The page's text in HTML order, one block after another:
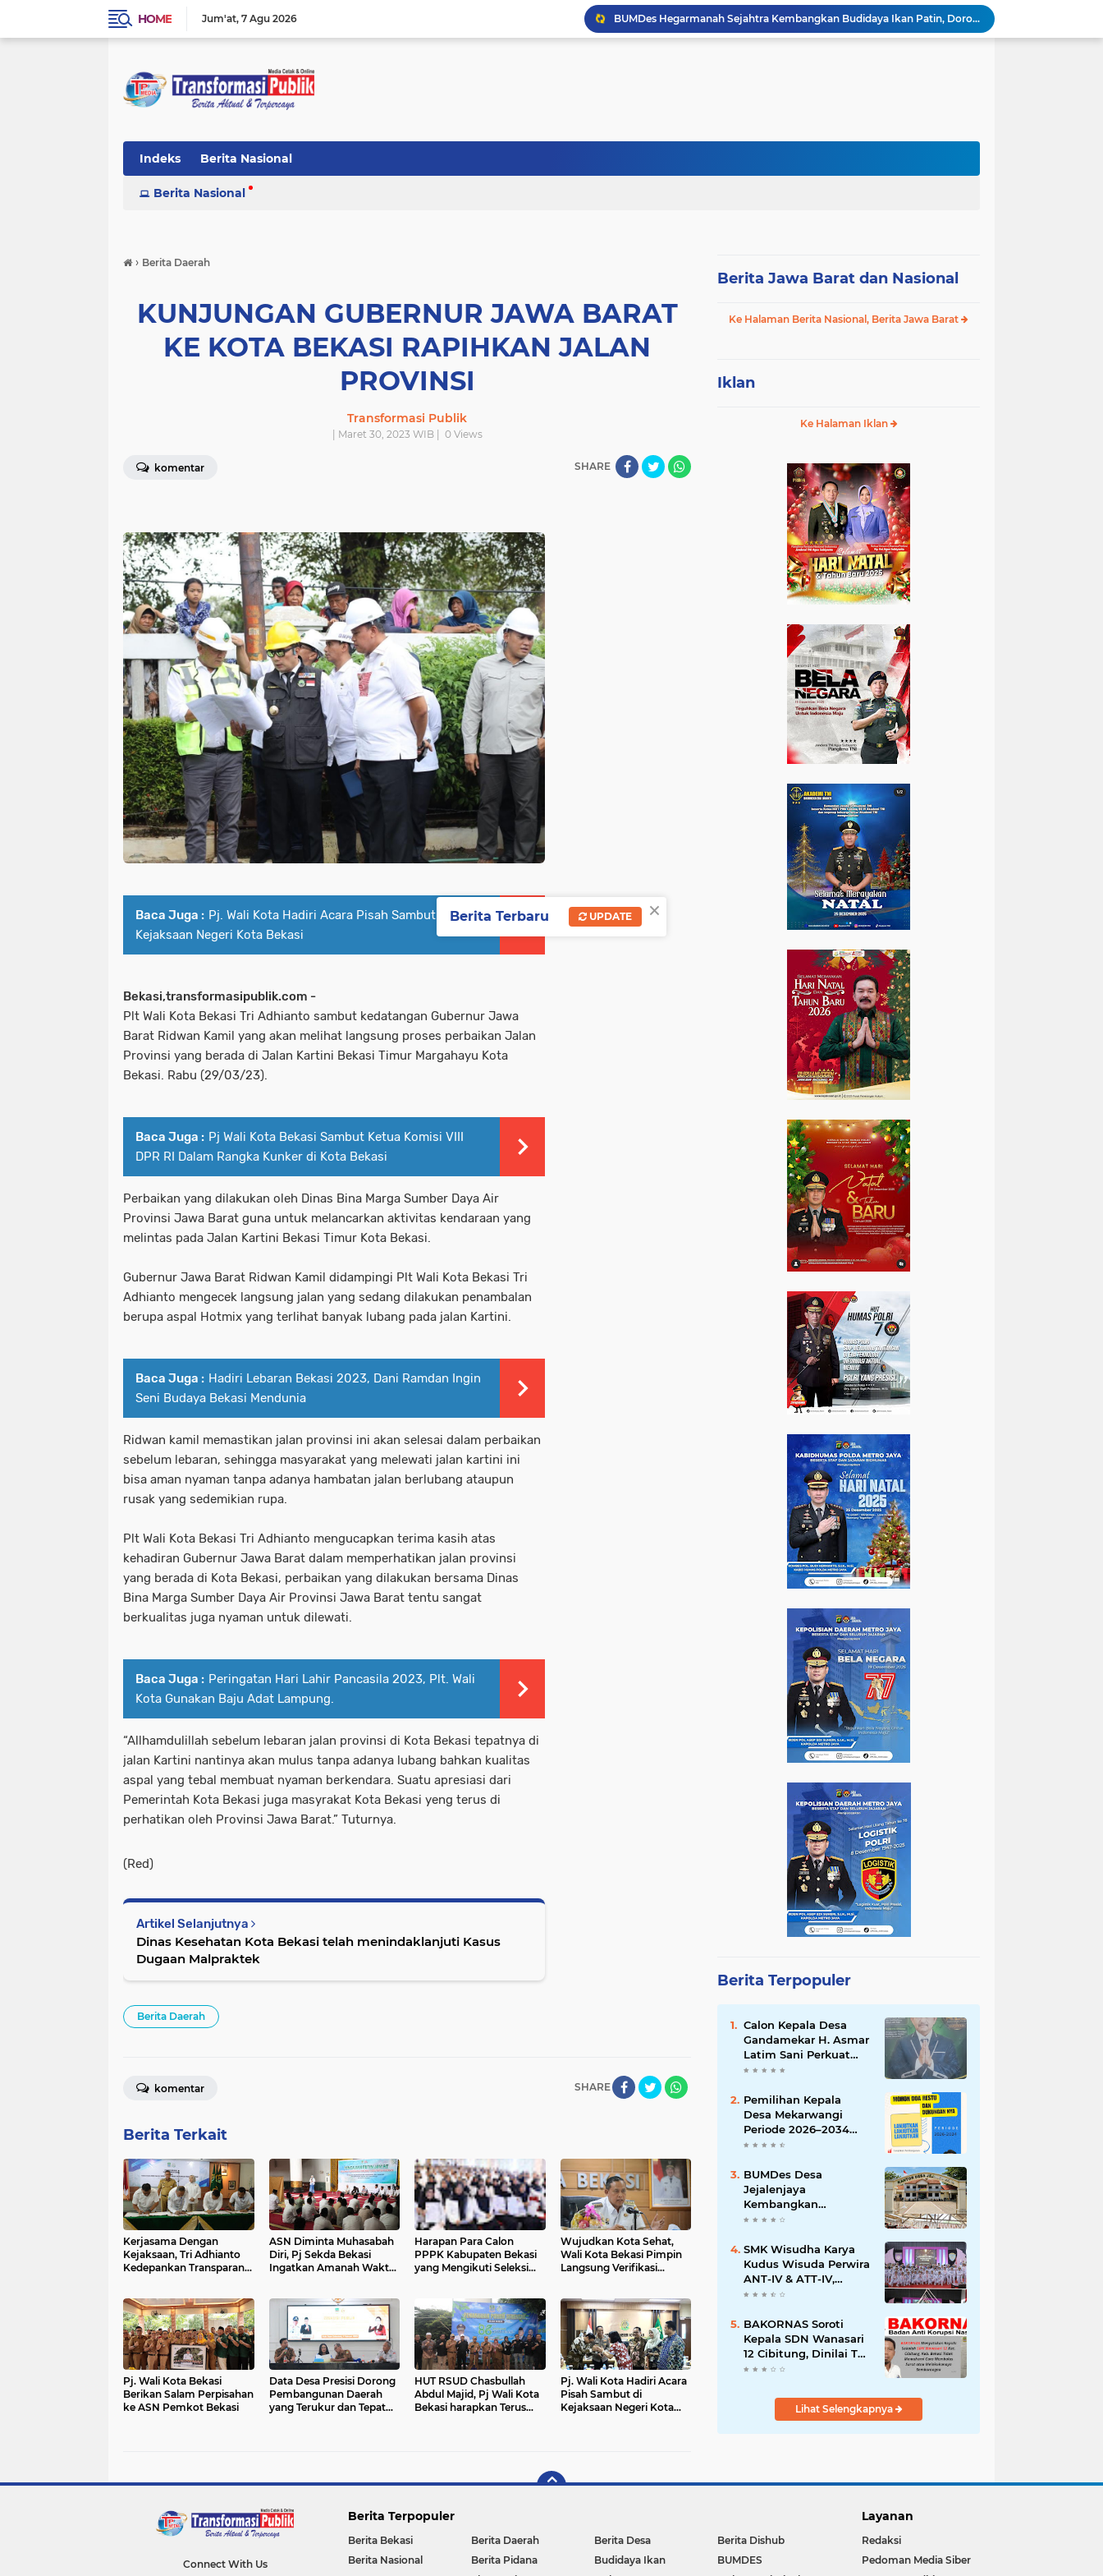
HOME Jum'at 7 Agu 2026
BUMDes Hegarmanah Sejahtra Kembangkan Budidaya Ikan Patin, Dorong Penguatan Ekonomi Warga Desa
BUMDes Telaga Murni Mandiri Dorong Ketahanan Pangan dan Perekonomian Warga
BUMDes Desa Jejalenjaya Kembangkan Peternakan Ayam Petelur untuk Tingkatkan Ketahanan Pangan Warga
Indeks Berita Nasional
Berita Nasional
› Berita Daerah
KUNJUNGAN GUBERNUR JAWA BARAT
KE KOTA BEKASI RAPIHKAN JALAN
PROVINSI
Transformasi Publik
| Maret 30, 2023 WIB | 0Views
komentar SHARE
Baca Juga : Pj. Wali Kota Hadiri Acara Pisah Sambut di
Kejaksaan Negeri Kota Bekasi
Bekasi,transformasipublik.com -
Plt Wali Kota Bekasi Tri Adhianto sambut kedatangan Gubernur Jawa
Barat Ridwan Kamil yang akan melihat langsung proses perbaikan Jalan
Provinsi yang berada di Jalan Kartini Bekasi Timur Margahayu Kota
Bekasi. Rabu (29/03/23).
Baca Juga : Pj Wali Kota Bekasi Sambut Ketua Komisi VIII
DPR RI Dalam Rangka Kunker di Kota Bekasi
Perbaikan yang dilakukan oleh Dinas Bina Marga Sumber Daya Air
Provinsi Jawa Barat guna untuk melancarkan aktivitas kendaraan yang
melintas pada Jalan Kartini Bekasi Timur Kota Bekasi.
Gubernur Jawa Barat Ridwan Kamil didampingi Plt Wali Kota Bekasi Tri
Adhianto mengecek langsung jalan yang sedang dilakukan penambalan
berupa aspal Hotmix yang terlihat banyak lubang pada jalan Kartini.
Baca Juga : Hadiri Lebaran Bekasi 2023, Dani Ramdan Ingin
Seni Budaya Bekasi Mendunia
Ridwan kamil memastikan jalan provinsi ini akan selesai dalam perbaikan
sebelum lebaran, sehingga masyarakat yang melewati jalan kartini ini
bisa aman nyaman tanpa adanya hambatan jalan berlubang ataupun
rusak yang sedemikian rupa.
Plt Wali Kota Bekasi Tri Adhianto mengucapkan terima kasih atas
kehadiran Gubernur Jawa Barat dalam memperhatikan jalan provinsi
yang berada di Kota Bekasi, perbaikan yang dilakukan bersama Dinas
Bina Marga Sumber Daya Air Provinsi Jawa Barat tentu sangat
berkualitas juga nyaman untuk dilewati.
Baca Juga : Peringatan Hari Lahir Pancasila 2023, Plt. Wali
Kota Gunakan Baju Adat Lampung.
“Allhamdulillah sebelum lebaran jalan provinsi di Kota Bekasi tepatnya di
jalan Kartini nantinya akan mulus tanpa adanya lubang bahkan kualitas
aspal yang tebal membuat nyaman berkendara. Suatu apresiasi dari
Pemerintah Kota Bekasi juga masyrakat Kota Bekasi yeng terus di
perhatikan oleh Provinsi Jawa Barat.” Tuturnya.
(Red)
Artikel Selanjutnya
Dinas Kesehatan Kota Bekasi telah menindaklanjuti Kasus
Dugaan Malpraktek
Berita Daerah
SHARE
komentar
Berita Terkait
Kerjasama Dengan
Kejaksaan, Tri Adhianto
Kedepankan Transparansi
ASN Diminta Muhasabah
Diri, Pj Sekda Bekasi
Ingatkan Amanah Waktu
Harapan Para Calon
PPPK Kabupaten Bekasi
yang Mengikuti Seleksi
Wujudkan Kota Sehat,
Wali Kota Bekasi Pimpin
Langsung Verifikasi
Pj. Wali Kota Bekasi
Berikan Salam Perpisahan
ke ASN Pemkot Bekasi
Data Desa Presisi Dorong
Pembangunan Daerah
yang Terukur dan Tepat
HUT RSUD Chasbullah
Abdul Majid, Pj Wali Kota
Bekasi harapkan Terus
Pj. Wali Kota Hadiri Acara
Pisah Sambut di
Kejaksaan Negeri Kota
Berita Jawa Barat dan Nasional
Ke Halaman Berita Nasional, Berita Jawa Barat
Iklan
Ke Halaman Iklan
Berita Terpopuler
Calon Kepala Desa
Gandamekar H. Asmar
Latim Sani Perkuat
Silaturahmi dan Serap
Kemajuan Desa
Pemilihan Kepala
Desa Mekarwangi
Periode 2026–2034
Dipastikan Berjalan
Subur Rusnadi Siap
Lanjutkan Pengabdian
BUMDes Desa
Jejalenjaya
Kembangkan
Peternakan Ayam
Tingkatkan Ketahanan
Pangan Warga
SMK Wisudha Karya
Kudus Wisuda Perwira
ANT-IV & ATT-IV,
Tegaskan Mutu
BAKORNAS Soroti
Kepala SDN Wanasari
12 Cibitung, Dinilai Tak
Paham Tata Cara
Lihat Selengkapnya
Connect With Us
Berita Terpopuler
Berita Bekasi Berita Daerah Berita Desa
Berita Dishub
Berita Nasional
Berita Pidana Budidaya Ikan
BUMDES
Layanan
Redaksi
Pedoman Media Siber
×
Berita Terbaru UPDATE